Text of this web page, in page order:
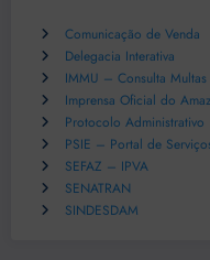
Comunicação de Venda
Delegacia Interativa
IMMU – Consulta Multas
Imprensa Oficial do
Protocolo Administrativo
PSIE – Portal de
SEFAZ – IPVA
SENATRAN
SINDESDAM